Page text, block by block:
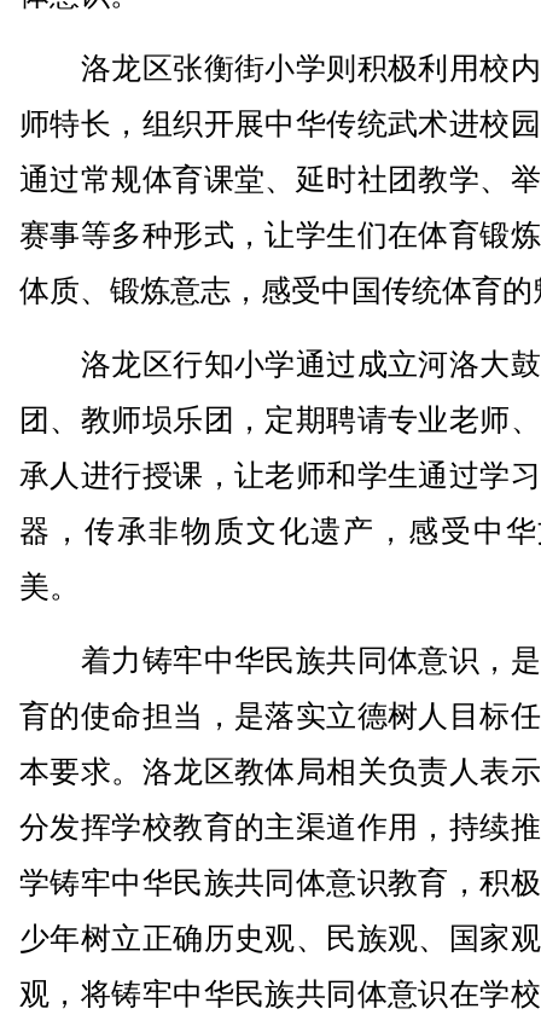
洛龙区张衡街小学则积极利用校
师特长，组织开展中华传统武术进校
通过常规体育课堂、延时社团教学、
赛事等多种形式，让学生们在体育锻
体质、锻炼意志，感受中国传统体育的
洛龙区行知小学通过成立河洛大
团、教师埙乐团，定期聘请专业老师
承人进行授课，让老师和学生通过学
器，传承非物质文化遗产，感受中
美。
着力铸牢中华民族共同体意识，
育的使命担当，是落实立德树人目标
本要求。洛龙区教体局相关负责人表
分发挥学校教育的主渠道作用，持续
学铸牢中华民族共同体意识教育，积
少年树立正确历史观、民族观、国家
观，将铸牢中华民族共同体意识在学